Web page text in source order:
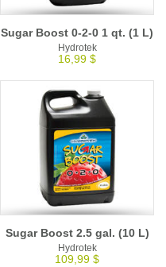
Sugar Boost 0-2-0 1 qt. (1 L)
Hydrotek
16,99 $
Sugar Boost 2.5 gal. (10 L)
Hydrotek
109,99 $